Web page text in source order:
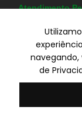
Atendimento
© Copyright 2000-
ALLPARTS Com.
CNPJ
Claudina -
de